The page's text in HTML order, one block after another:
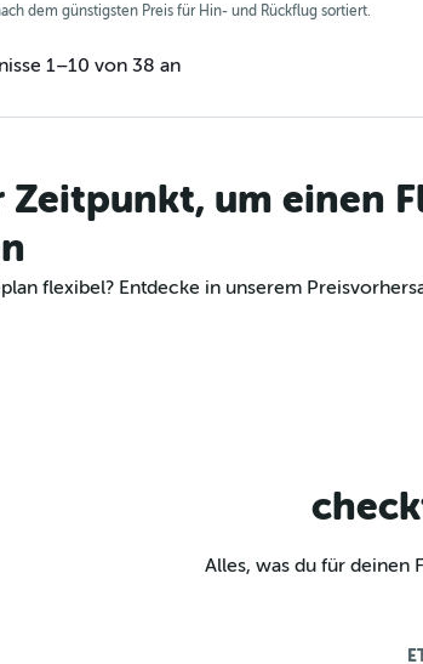
dem günstigsten Preis für Hin- und Rückflug sortiert.
1–10 von 38 an
Zeitpunkt, um einen
flexibel? Entdecke in unserem
Alles, was du für deinen